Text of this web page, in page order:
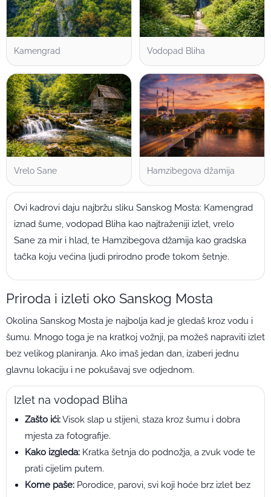
Kamengrad Vodopad Bliha
Vrelo Sane Hamzibegova džamija
Ovi kadrovi daju najbržu sliku Sanskog Mosta: Kamengrad
iznad šume, vodopad Bliha kao najtraženiji izlet, vrelo
Sane za mir i hlad, te Hamzibegova džamija kao gradska
tačka koju većina ljudi prirodno prođe tokom šetnje.
Priroda i izleti oko Sanskog Mosta
Okolina Sanskog Mosta je najbolja kad je gledaš kroz vodu i
šumu. Mnogo toga je na kratkoj vožnji, pa možeš napraviti izlet
bez velikog planiranja. Ako imaš jedan dan, izaberi jednu
glavnu lokaciju i ne pokušavaj sve odjednom.
Izlet na vodopad Bliha
Zašto ići:Visok slap u stijeni, staza kroz šumu i dobra
mjesta za fotografije.
Kako izgleda: Kratka šetnja do podnožja, a zvuk vode te
prati cijelim putem.
Kome paše: Porodice, parovi, svi koji hoće brz izlet bez